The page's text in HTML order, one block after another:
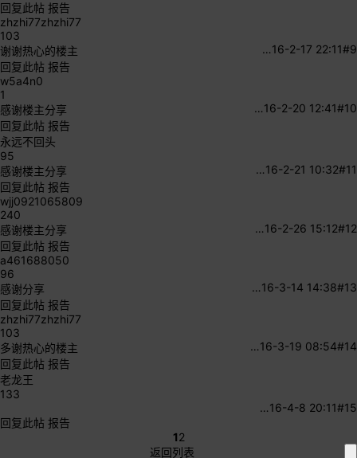
回复此帖 报告
zhzhi77zhzhi77
103
#9
16-2-17 22:11
…
谢谢热心的楼主
回复此帖 报告
w5a4n0
1
#10
16-2-20 12:41
…
感谢楼主分享
回复此帖 报告
永远不回头
95
#11
16-2-21 10:32
…
感谢楼主分享
回复此帖 报告
wjj0921065809
240
#12
16-2-26 15:12
…
感谢楼主分享
回复此帖 报告
a461688050
96
#13
16-3-14 14:38
…
感谢分享
回复此帖 报告
zhzhi77zhzhi77
103
#14
16-3-19 08:54
…
多谢热心的楼主
回复此帖 报告
老龙王
133
#15
16-4-8 20:11
…
回复此帖 报告
12
返回列表